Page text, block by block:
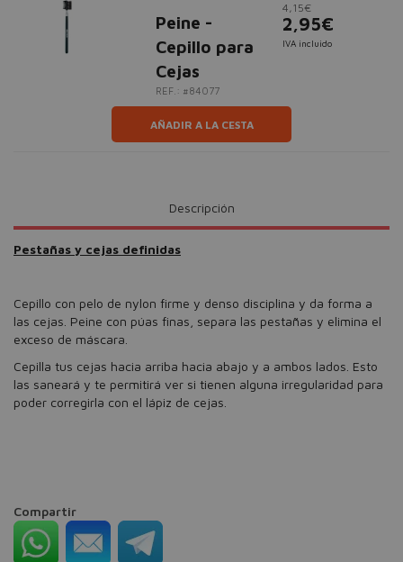
Peine -
Cepillo para
Cejas
REF.: #84077
4,15€
2,95€
IVA incluido
AÑADIR A LA CESTA
Descripción
Pestañas y cejas definidas
Cepillo con pelo de nylon firme y denso disciplina y da forma a
las cejas. Peine con púas finas, separa las pestañas y elimina el
exceso de máscara.
Cepilla tus cejas hacia arriba hacia abajo y a ambos lados. Esto
las saneará y te permitirá ver si tienen alguna irregularidad para
poder corregirla con el lápiz de cejas.
Compartir